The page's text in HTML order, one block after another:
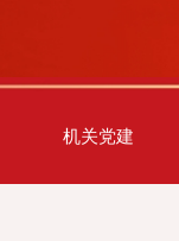
机关党建